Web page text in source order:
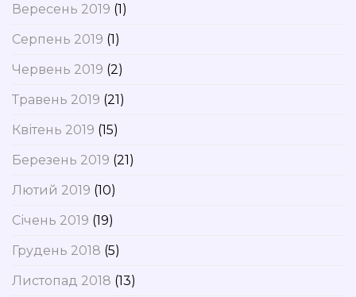
Вересень 2019 (1)
Серпень 2019 (1)
Червень 2019 (2)
Травень 2019 (21)
Квітень 2019 (15)
Березень 2019 (21)
Лютий 2019 (10)
Січень 2019 (19)
Грудень 2018 (5)
Листопад 2018 (13)